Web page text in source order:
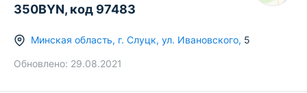
350BYN, код 97483
Минская область, г. Слуцк, ул. Ивановского, 5
Обновлено: 29.08.2021